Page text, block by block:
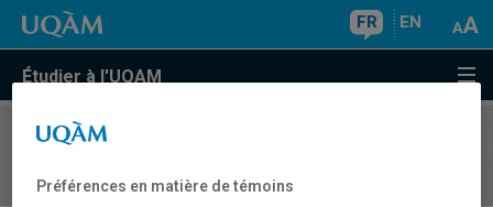
FR EN
Étudier à l'UQAM
COURS//
Préférences en matière de témoins